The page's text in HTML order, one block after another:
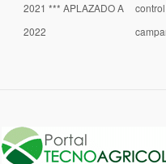
2021 *** APLAZADO A
2022